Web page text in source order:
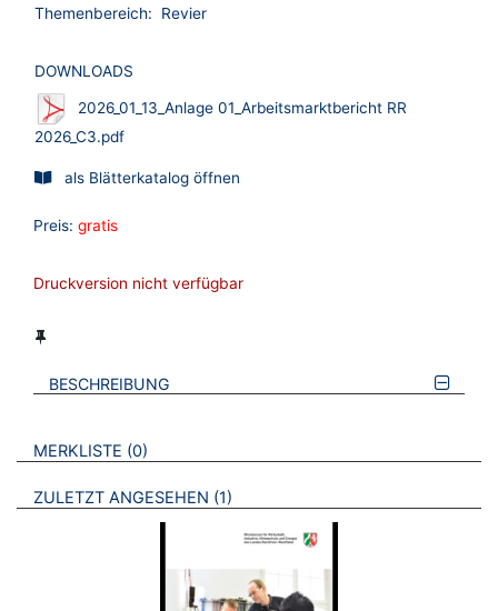
Themenbereich:
Revier
DOWNLOADS
2026_01_13_Anlage 01_Arbeitsmarktbericht RR
2026_C3.pdf
als Blätterkatalog öffnen
Preis: gratis
Druckversion nicht verfügbar
BESCHREIBUNG
VERWEISE AUF VERMERKTE- ODER ZULETZT ANGESEHENE
MERKLISTE 0 BROSCHÜREN
ZULETZT ANGESEHEN 1 BROSCHÜREN